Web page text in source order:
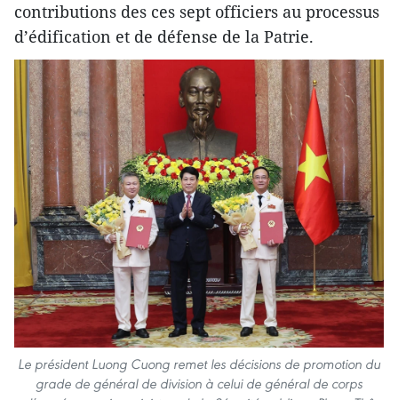
contributions des ces sept officiers au processus
d’édification et de défense de la Patrie.
Le président Luong Cuong remet les décisions de promotion du
grade de général de division à celui de général de corps